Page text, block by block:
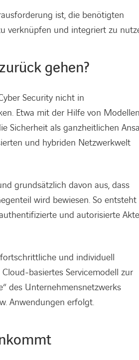
ist, die benötigten
verknüpfen und integriert zu
gehen?
Security nicht in
Etwa mit der Hilfe von Modellen
Sicherheit als ganzheitlichen
und hybriden Netzwerkwelt
grundsätzlich davon aus, dass
wird bewiesen. So entsteht
und autorisierte
und individuell
basiertes Servicemodell zur
des Unternehmensnetzwerks
Anwendungen erfolgt.